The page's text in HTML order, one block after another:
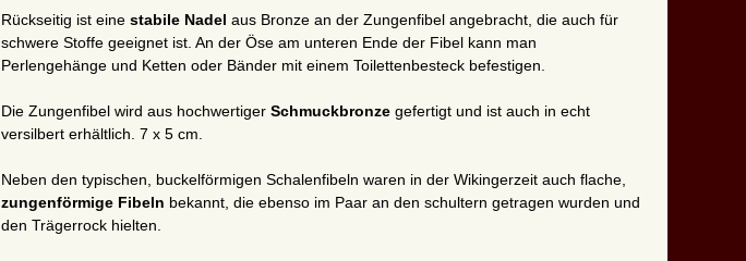
Rückseitig ist eine stabile Nadel aus Bronze an der Zungenfibel angebracht, die auch für
schwere Stoffe geeignet ist. An der Öse am unteren Ende der Fibel kann man
Perlengehänge und Ketten oder Bänder mit einem Toilettenbesteck befestigen.
Die Zungenfibel wird aus hochwertiger Schmuckbronze gefertigt und ist auch in echt
versilbert erhältlich. 7 x 5 cm.
Neben den typischen, buckelförmigen Schalenfibeln waren in der Wikingerzeit auch flache,
zungenförmige Fibeln bekannt, die ebenso im Paar an den schultern getragen wurden und
den Trägerrock hielten.